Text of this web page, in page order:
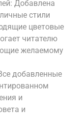
Добавлена
стили
цветовые
читателю
желаемому
добавленные
и
и